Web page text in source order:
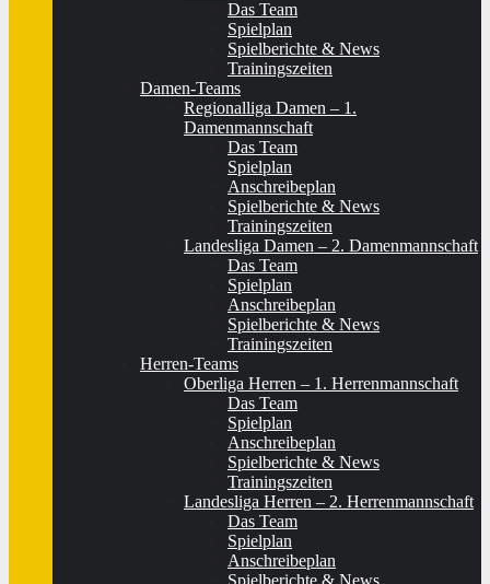
Das Team
Spielplan
Spielberichte & News
Trainingszeiten
Damen-Teams
Regionalliga Damen – 1.
Damenmannschaft
Das Team
Spielplan
Anschreibeplan
Spielberichte & News
Trainingszeiten
Landesliga Damen – 2. Damenmannschaft
Das Team
Spielplan
Anschreibeplan
Spielberichte & News
Trainingszeiten
Herren-Teams
Oberliga Herren – 1. Herrenmannschaft
Das Team
Spielplan
Anschreibeplan
Spielberichte & News
Trainingszeiten
Landesliga Herren – 2. Herrenmannschaft
Das Team
Spielplan
Anschreibeplan
Spielberichte & News